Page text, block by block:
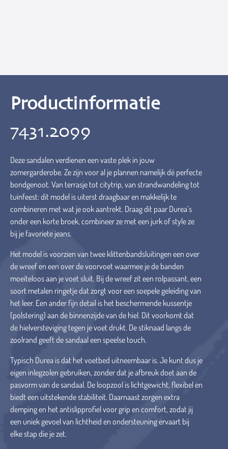
Productinformatie
7431.2099
Deze sandalen verdienen een vaste plek in jouw
zomergarderobe. Ze zijn voor al je plannen namelijk dé perfecte
bondgenoot. Van terrasje tot citytrip, van strandwandeling tot
tuinfeest: dit model is uiterst draagbaar en makkelijk te
combineren met wat je ook aantrekt. Draag dit paar Durea’s
onder een korte broek, combineer ze met een jurk of style ze
bij je favoriete jeans.
Het model is voorzien van twee klittenbandsluitingen een over
de wreef en een over de voorvoet waarmee je de banden
moeiteloos aan je voet sluit. Bij de wreef zit een rolpassant, een
soort metalen ringetje dat zorgt voor een soepele geleiding van
het leer. Een ander fijn detail is het beschermende kussentje
(polstering) aan de binnenzijde van de hiel. Dit voorkomt dat
de hielversteviging tegen je voet drukt. De stiknaad langs de
zoolrand geeft de sandaal een speelse touch.
Typisch Durea is dat het voetbed uitneembaar is. Je kunt dus je
eigen inlegzolen gebruiken, zonder dat je afbreuk doet aan de
pasvorm van de sandaal. De loopzool is lichtgewicht, flexibel en
biedt een uitstekende stabiliteit. Daarnaast zorgen extra
demping en het antislipprofiel voor grip en comfort, zodat jij
een uniek gevoel van lichtheid en ondersteuning ervaart bij
elke stap die je zet.